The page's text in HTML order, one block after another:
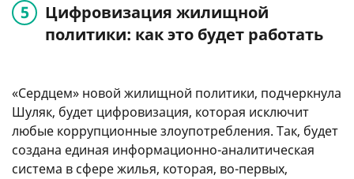
Цифровизация жилищной
политики: как это будет работать
«Сердцем» новой жилищной политики, подчеркнула
Шуляк, будет цифровизация, которая исключит
любые коррупционные злоупотребления. Так, будет
создана единая информационно-аналитическая
система в сфере жилья, которая, во-первых,